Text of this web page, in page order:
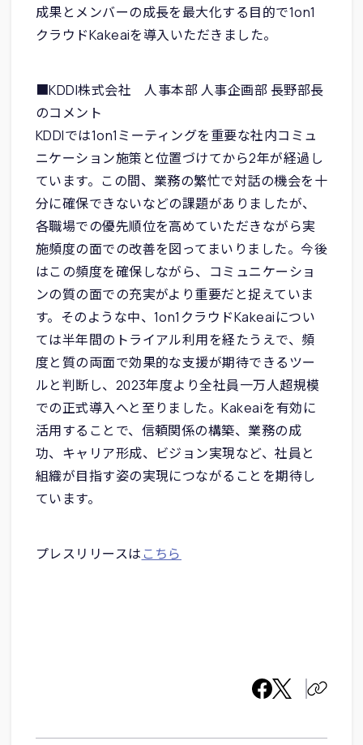
成果とメンバーの成長を最大化する目的で1on1
クラウドKakeaiを導入いただきました。
■KDDI株式会社 人事本部 人事企画部 長野部長
のコメント
KDDIでは1on1ミーティングを重要な社内コミュ
ニケーション施策と位置づけてから2年が経過し
ています。この間、業務の繁忙で対話の機会を十
分に確保できないなどの課題がありましたが、
各職場での優先順位を高めていただきながら実
施頻度の面での改善を図ってまいりました。今後
はこの頻度を確保しながら、コミュニケーショ
ンの質の面での充実がより重要だと捉えていま
す。そのような中、1on1クラウドKakeaiについ
ては半年間のトライアル利用を経たうえで、頻
度と質の両面で効果的な支援が期待できるツー
ルと判断し、2023年度より全社員一万人超規模
での正式導入へと至りました。Kakeaiを有効に
活用することで、信頼関係の構築、業務の成
功、キャリア形成、ビジョン実現など、社員と
組織が目指す姿の実現につながることを期待し
ています。
プレスリリースは こちら